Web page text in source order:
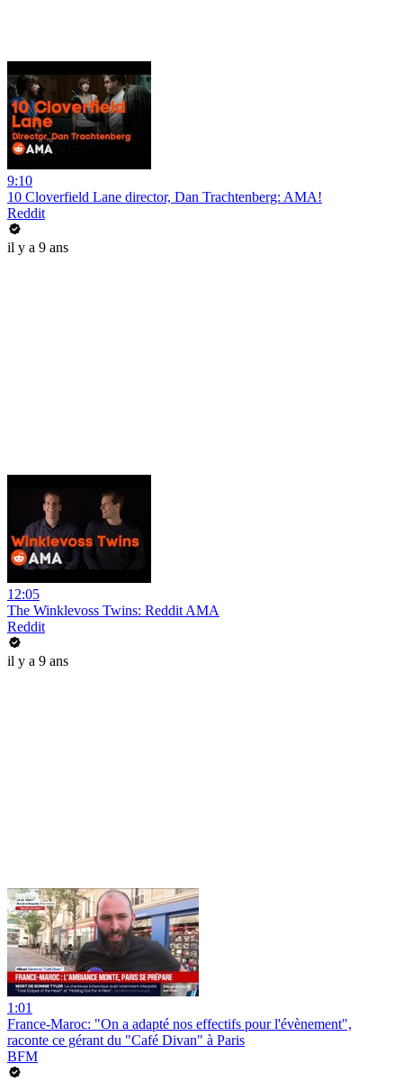
9:10
10 Cloverfield Lane director, Dan Trachtenberg: AMA!
Reddit
il y a 9 ans
12:05
The Winklevoss Twins: Reddit AMA
Reddit
il y a 9 ans
1:01
France-Maroc: "On a adapté nos effectifs pour l'évènement",
raconte ce gérant du "Café Divan" à Paris
BFM